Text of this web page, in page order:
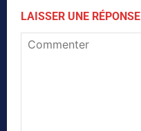
LAISSER UNE RÉPONSE